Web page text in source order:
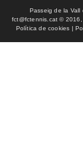
Passeig de la
fct@fctennis.cat ©
Política de cookies |